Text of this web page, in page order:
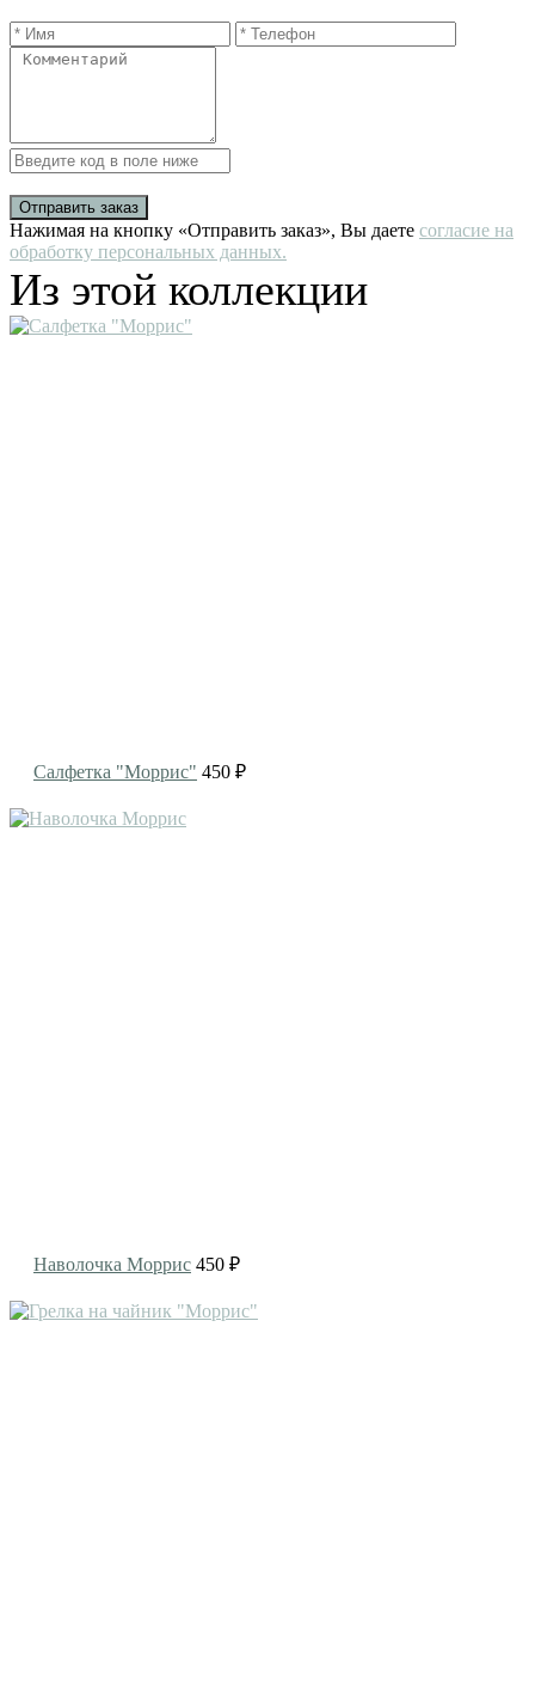
Отправить заказ
Нажимая на кнопку «Отправить заказ», Вы даете согласие на
обработку персональных данных.
Из этой коллекции
Салфетка "Моррис" 450 ₽
Наволочка Моррис 450 ₽